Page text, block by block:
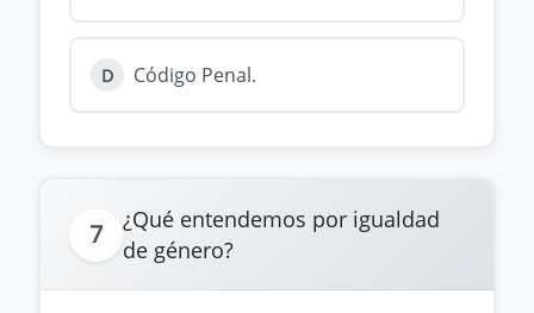
D Código Penal.
7
¿Qué entendemos por igualdad
de género?